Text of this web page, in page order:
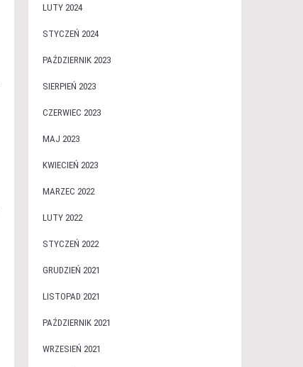
LUTY 2024
STYCZEŃ 2024
PAŹDZIERNIK 2023
SIERPIEŃ 2023
CZERWIEC 2023
MAJ 2023
KWIECIEŃ 2023
MARZEC 2022
LUTY 2022
STYCZEŃ 2022
GRUDZIEŃ 2021
LISTOPAD 2021
PAŹDZIERNIK 2021
WRZESIEŃ 2021